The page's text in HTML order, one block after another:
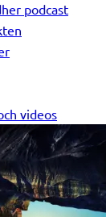
podcast
videos